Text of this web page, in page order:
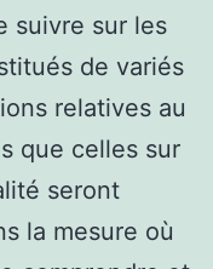
suivre sur les
de variés
relatives au
que celles sur
seront
la mesure où